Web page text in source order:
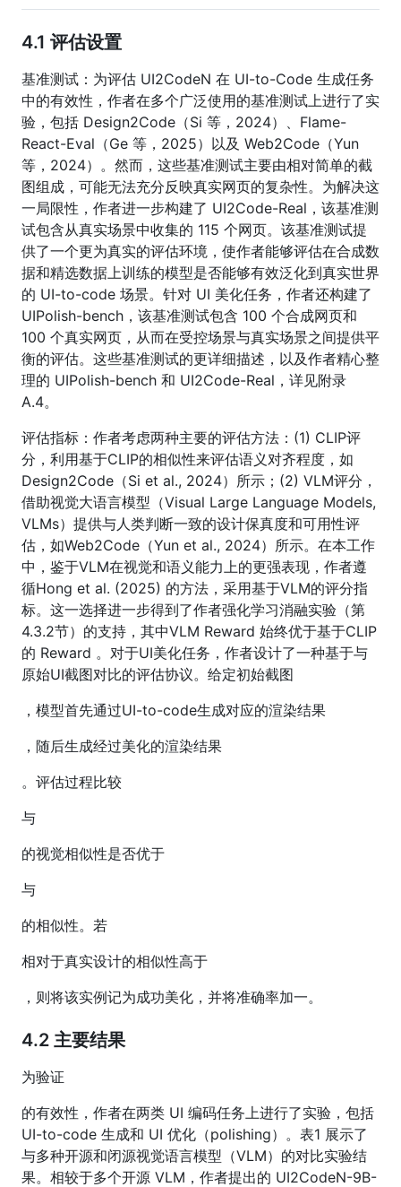
4.1 评估设置
基准测试：为评估 UI2CodeN 在 UI-to-Code 生成任务
中的有效性，作者在多个广泛使用的基准测试上进行了实
验，包括 Design2Code（Si 等，2024）、Flame-
React-Eval（Ge 等，2025）以及 Web2Code（Yun
等，2024）。然而，这些基准测试主要由相对简单的截
图组成，可能无法充分反映真实网页的复杂性。为解决这
一局限性，作者进一步构建了 UI2Code-Real，该基准测
试包含从真实场景中收集的 115 个网页。该基准测试提
供了一个更为真实的评估环境，使作者能够评估在合成数
据和精选数据上训练的模型是否能够有效泛化到真实世界
的 UI-to-code 场景。针对 UI 美化任务，作者还构建了
UIPolish-bench，该基准测试包含 100 个合成网页和
100 个真实网页，从而在受控场景与真实场景之间提供平
衡的评估。这些基准测试的更详细描述，以及作者精心整
理的 UIPolish-bench 和 UI2Code-Real，详见附录
A.4。
评估指标：作者考虑两种主要的评估方法：(1) CLIP评
分，利用基于CLIP的相似性来评估语义对齐程度，如
Design2Code（Si et al., 2024）所示；(2) VLM评分，
借助视觉大语言模型（Visual Large Language Models,
VLMs）提供与人类判断一致的设计保真度和可用性评
估，如Web2Code（Yun et al., 2024）所示。在本工作
中，鉴于VLM在视觉和语义能力上的更强表现，作者遵
循Hong et al. (2025) 的方法，采用基于VLM的评分指
标。这一选择进一步得到了作者强化学习消融实验（第
4.3.2节）的支持，其中VLM Reward 始终优于基于CLIP
的 Reward 。对于UI美化任务，作者设计了一种基于与
原始UI截图对比的评估协议。给定初始截图
，模型首先通过UI-to-code生成对应的渲染结果
，随后生成经过美化的渲染结果
。评估过程比较
与
的视觉相似性是否优于
与
的相似性。若
相对于真实设计的相似性高于
，则将该实例记为成功美化，并将准确率加一。
4.2 主要结果
为验证
的有效性，作者在两类 UI 编码任务上进行了实验，包括
UI-to-code 生成和 UI 优化（polishing）。表1 展示了
与多种开源和闭源视觉语言模型（VLM）的对比实验结
果。相较于多个开源 VLM，作者提出的 UI2CodeN-9B-